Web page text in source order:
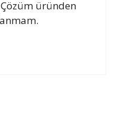
üründen